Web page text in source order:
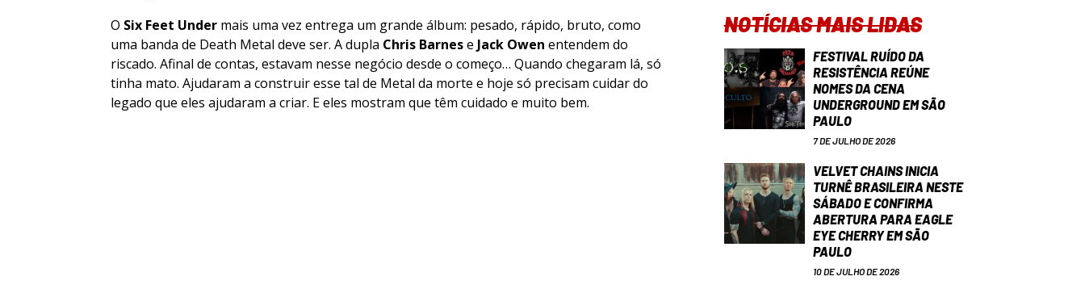
O Six Feet Under mais uma vez entrega um grande álbum: pesado, rápido, bruto, como
uma banda de Death Metal deve ser. A dupla Chris Barnese Jack Owen entendem do
riscado. Afinal de contas, estavam nesse negócio desde o começo… Quando chegaram lá, só
tinha mato. Ajudaram a construir esse tal de Metal da morte e hoje só precisam cuidar do
legado que eles ajudaram a criar. E eles mostram que têm cuidado e muito bem.
NOTÍCIAS MAIS LIDAS
FESTIVAL RUÍDO DA
RESISTÊNCIA REÚNE
NOMES DA CENA
UNDERGROUND EM SÃO
PAULO
7 DE JULHO DE 2026
VELVET CHAINS INICIA
TURNÊ BRASILEIRA NESTE
SÁBADO E CONFIRMA
ABERTURA PARA EAGLE
EYE CHERRY EM SÃO
PAULO
10 DE JULHO DE 2026